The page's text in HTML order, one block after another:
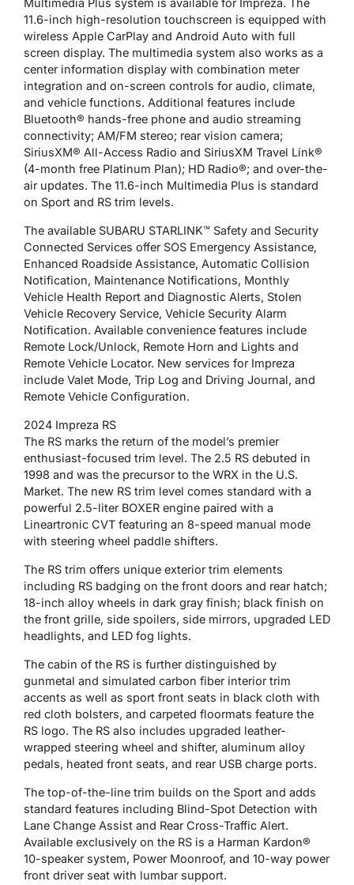
Multimedia Plus system is available for Impreza. The
11.6-inch high-resolution touchscreen is equipped with
wireless Apple CarPlay and Android Auto with full
screen display. The multimedia system also works as a
center information display with combination meter
integration and on-screen controls for audio, climate,
and vehicle functions. Additional features include
Bluetooth® hands-free phone and audio streaming
connectivity; AM/FM stereo; rear vision camera;
SiriusXM® All-Access Radio and SiriusXM Travel Link®
(4-month free Platinum Plan); HD Radio®; and over-the-
air updates. The 11.6-inch Multimedia Plus is standard
on Sport and RS trim levels.
The available SUBARU STARLINK™ Safety and Security
Connected Services offer SOS Emergency Assistance,
Enhanced Roadside Assistance, Automatic Collision
Notification, Maintenance Notifications, Monthly
Vehicle Health Report and Diagnostic Alerts, Stolen
Vehicle Recovery Service, Vehicle Security Alarm
Notification. Available convenience features include
Remote Lock/Unlock, Remote Horn and Lights and
Remote Vehicle Locator. New services for Impreza
include Valet Mode, Trip Log and Driving Journal, and
Remote Vehicle Configuration.
2024 Impreza RS
The RS marks the return of the model’s premier
enthusiast-focused trim level. The 2.5 RS debuted in
1998 and was the precursor to the WRX in the U.S.
Market. The new RS trim level comes standard with a
powerful 2.5-liter BOXER engine paired with a
Lineartronic CVT featuring an 8-speed manual mode
with steering wheel paddle shifters.
The RS trim offers unique exterior trim elements
including RS badging on the front doors and rear hatch;
18-inch alloy wheels in dark gray finish; black finish on
the front grille, side spoilers, side mirrors, upgraded LED
headlights, and LED fog lights.
The cabin of the RS is further distinguished by
gunmetal and simulated carbon fiber interior trim
accents as well as sport front seats in black cloth with
red cloth bolsters, and carpeted floormats feature the
RS logo. The RS also includes upgraded leather-
wrapped steering wheel and shifter, aluminum alloy
pedals, heated front seats, and rear USB charge ports.
The top-of-the-line trim builds on the Sport and adds
standard features including Blind-Spot Detection with
Lane Change Assist and Rear Cross-Traffic Alert.
Available exclusively on the RS is a Harman Kardon®
10-speaker system, Power Moonroof, and 10-way power
front driver seat with lumbar support.